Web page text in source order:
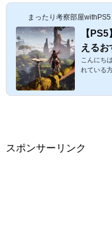
まったり考察部屋withPS5
【
える
人気
てよか
こんにち
れている
ション・
スポンサーリンク